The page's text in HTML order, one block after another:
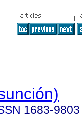
1683-9803